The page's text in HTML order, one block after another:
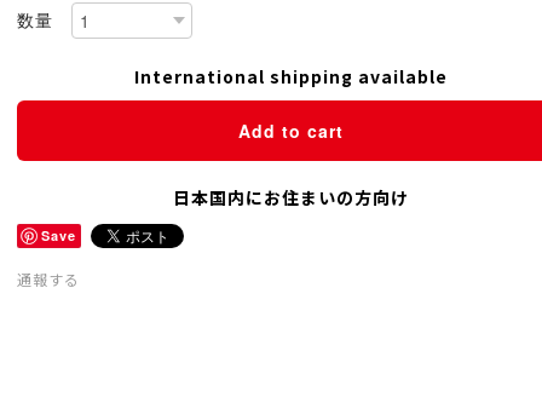
数量
International shipping available
Add to cart
日本国内にお住まいの方向け
Save
通報する